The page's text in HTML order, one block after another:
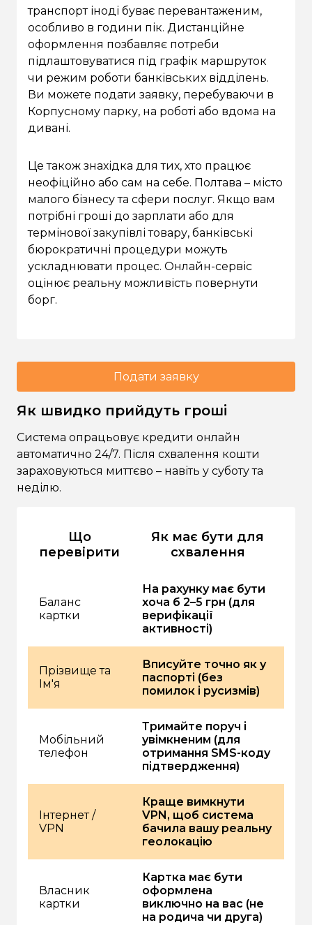
транспорт іноді буває перевантаженим,
особливо в години пік. Дистанційне
оформлення позбавляє потреби
підлаштовуватися під графік маршруток
чи режим роботи банківських відділень.
Ви можете подати заявку, перебуваючи в
Корпусному парку, на роботі або вдома на
дивані.
Це також знахідка для тих, хто працює
неофіційно або сам на себе. Полтава – місто
малого бізнесу та сфери послуг. Якщо вам
потрібні гроші до зарплати або для
термінової закупівлі товару, банківські
бюрократичні процедури можуть
ускладнювати процес. Онлайн-сервіс
оцінює реальну можливість повернути
борг.
Подати заявку
Як швидко прийдуть гроші
Система опрацьовує кредити онлайн
автоматично 24/7. Після схвалення кошти
зараховуються миттєво – навіть у суботу та
неділю.
Що
перевірити
Як має бути для
схвалення
Баланс
картки
На рахунку має бути
хоча б 2–5 грн (для
верифікації
активності)
Прізвище та
Ім'я
Вписуйте точно як у
паспорті (без
помилок і русизмів)
Мобільний
телефон
Тримайте поруч і
увімкненим (для
отримання SMS-коду
підтвердження)
Інтернет /
VPN
Краще вимкнути
VPN, щоб система
бачила вашу реальну
геолокацію
Власник
картки
Картка має бути
оформлена
виключно на вас (не
на родича чи друга)